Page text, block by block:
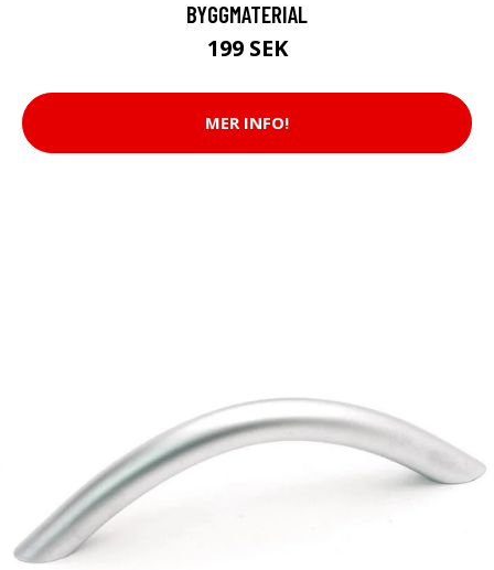
BYGGMATERIAL
199 SEK
MER INFO!